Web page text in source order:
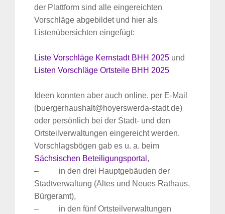
der Plattform sind alle eingereichten
Vorschläge abgebildet und hier als
Listenübersichten eingefügt:
Liste Vorschläge Kernstadt BHH 2025 und
Listen Vorschläge Ortsteile BHH 2025
Ideen konnten aber auch online, per E-Mail
(buergerhaushalt@hoyerswerda-stadt.de)
oder persönlich bei der Stadt- und den
Ortsteilverwaltungen eingereicht werden.
Vorschlagsbögen gab es u. a. beim
Sächsischen Beteiligungsportal ,
– in den drei Hauptgebäuden der
Stadtverwaltung (Altes und Neues Rathaus,
Bürgeramt),
– in den fünf Ortsteilverwaltungen